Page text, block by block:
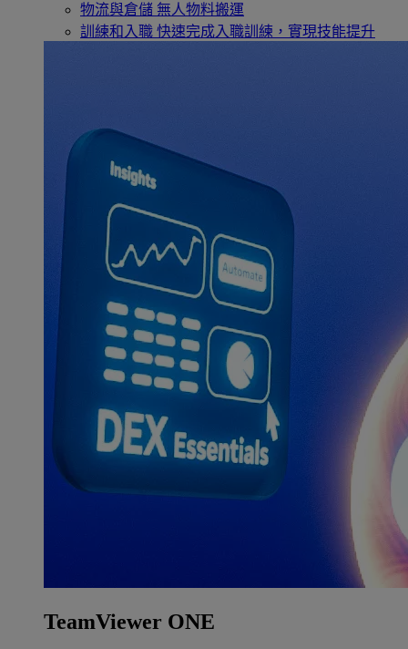
物流與倉儲 無人物料搬運
訓練和入職 快速完成入職訓練，實現技能提升
TeamViewer ONE